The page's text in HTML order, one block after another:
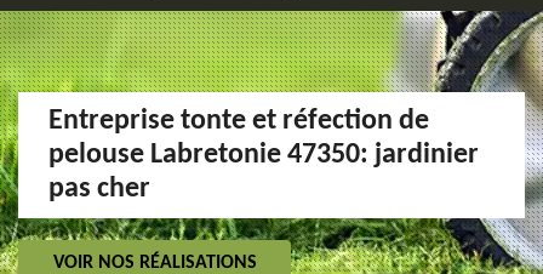
Entreprise tonte et réfection de
pelouse Labretonie 47350: jardinier
pas cher
VOIR NOS RÉALISATIONS